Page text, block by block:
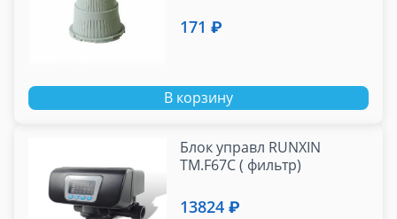
171 ₽
В корзину
Блок управл RUNXIN
TM.F67C ( фильтр)
13824 ₽